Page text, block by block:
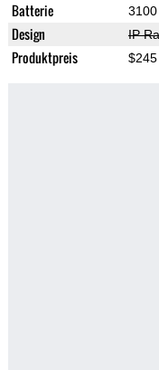
Batterie
Design IP
Produktpreis $245